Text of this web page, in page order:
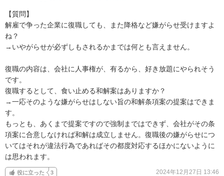
【質問】
解雇で争った企業に復職しても、また降格など嫌がらせ受けますよ
ね？
→いやがらせが必ずしもされるかまでは何とも言えません。
復職の内容は、会社に人事権が、有るから、好き放題にやられそう
です。
復職するとして、食い止める和解案はありますか？
→一応そのような嫌がらせはしない旨の和解条項案の提案はできま
す。
もっとも、あくまで提案ですので強制まではできず、会社がその条
項案に合意しなければ和解は成立しません。復職後の嫌がらせにつ
いてはそれが違法行為であればその都度対応するほかにないように
は思われます。
役に立った 3 2024年12月27日 13:46